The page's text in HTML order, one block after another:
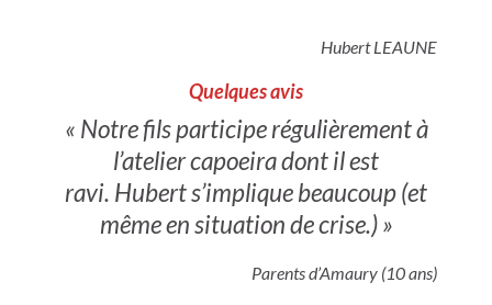
Hubert LEAUNE
Quelques avis
« Notre fils participe régulièrement à
l’atelier capoeira dont il est
ravi. Hubert s’implique beaucoup (et
même en situation de crise.) »
Parents d’Amaury (10 ans)